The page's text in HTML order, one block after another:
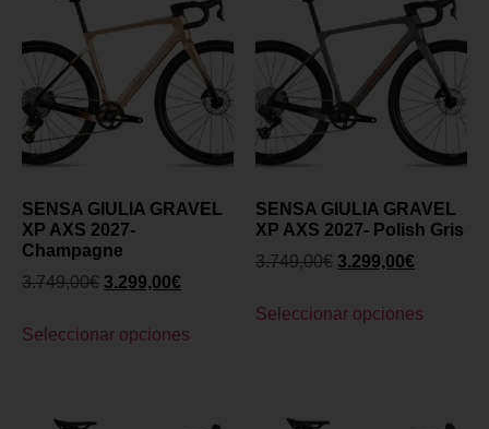
SENSA GIULIA GRAVEL
XP AXS 2027-
Champagne
3.749,00€ 3.299,00€
Seleccionar opciones
SENSA GIULIA GRAVEL
XP AXS 2027- Polish Gris
3.749,00€ 3.299,00€
Seleccionar opciones